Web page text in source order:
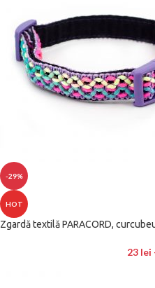
-29%
HOT
Zgardă textilă PARACORD,
23 lei